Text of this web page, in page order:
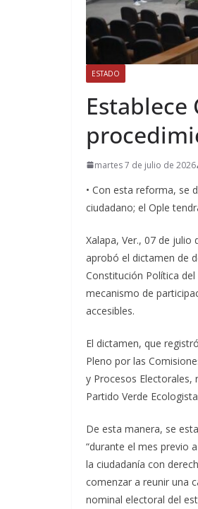
ESTADO
Establece
martes 7 de julio de 2026
• Con esta reforma, se
ciudadano; el Ople
Xalapa, Ver., 07 de
aprobó el dictamen de
Constitución Política
mecanismo de
accesibles.
El dictamen, que
Pleno por las
y Procesos Electorales,
Partido Verde
De esta manera, se
“durante el mes previo
la ciudadanía con
comenzar a reunir una
nominal electoral del